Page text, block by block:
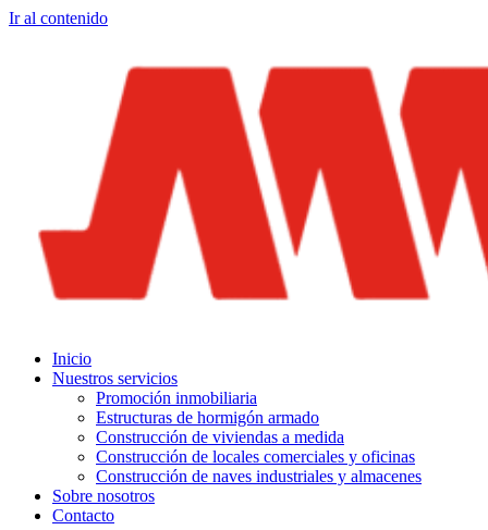
Ir al contenido
Inicio
Nuestros servicios
Promoción inmobiliaria
Estructuras de hormigón armado
Construcción de viviendas a medida
Construcción de locales comerciales y oficinas
Construcción de naves industriales y almacenes
Sobre nosotros
Contacto